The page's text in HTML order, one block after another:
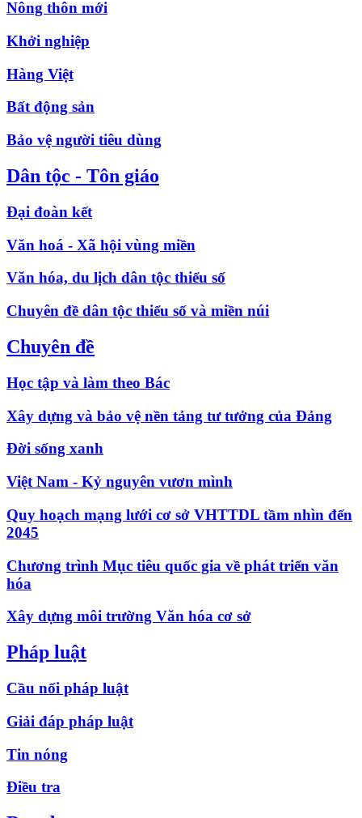
Nông thôn mới
Khởi nghiệp
Hàng Việt
Bất động sản
Bảo vệ người tiêu dùng
Dân tộc - Tôn giáo
Đại đoàn kết
Văn hoá - Xã hội vùng miền
Văn hóa, du lịch dân tộc thiểu số
Chuyên đề dân tộc thiểu số và miền núi
Chuyên đề
Học tập và làm theo Bác
Xây dựng và bảo vệ nền tảng tư tưởng của Đảng
Đời sống xanh
Việt Nam - Kỷ nguyên vươn mình
Quy hoạch mạng lưới cơ sở VHTTDL tầm nhìn đến
2045
Chương trình Mục tiêu quốc gia về phát triển văn
hóa
Xây dựng môi trường Văn hóa cơ sở
Pháp luật
Cầu nối pháp luật
Giải đáp pháp luật
Tin nóng
Điều tra